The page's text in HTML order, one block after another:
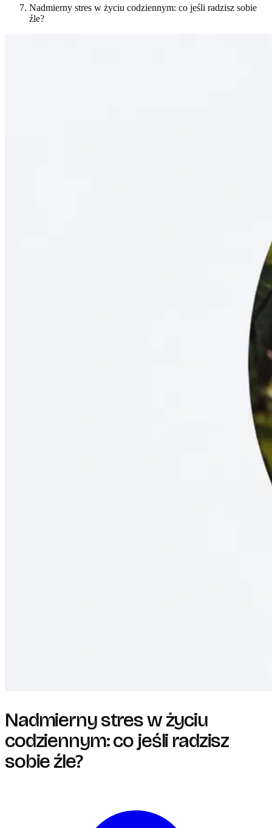
Nadmierny stres w życiu codziennym: co jeśli radzisz sobie
źle?
Nadmierny stres w życiu
codziennym: co jeśli radzisz
sobie źle?